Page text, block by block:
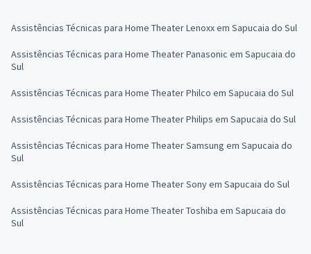
Assistências Técnicas para Home Theater Lenoxx em Sapucaia do Sul
Assistências Técnicas para Home Theater Panasonic em Sapucaia do
Sul
Assistências Técnicas para Home Theater Philco em Sapucaia do Sul
Assistências Técnicas para Home Theater Philips em Sapucaia do Sul
Assistências Técnicas para Home Theater Samsung em Sapucaia do
Sul
Assistências Técnicas para Home Theater Sony em Sapucaia do Sul
Assistências Técnicas para Home Theater Toshiba em Sapucaia do
Sul